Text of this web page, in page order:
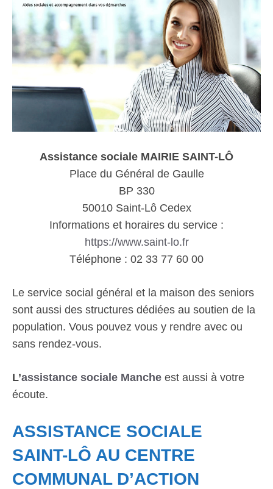
Assistance sociale MAIRIE SAINT-LÔ
Place du Général de Gaulle
BP 330
50010 Saint-Lô Cedex
Informations et horaires du service :
https://www.saint-lo.fr
Téléphone : 02 33 77 60 00
Le service social général et la maison des seniors
sont aussi des structures dédiées au soutien de la
population. Vous pouvez vous y rendre avec ou
sans rendez-vous.
L’assistance sociale Manche est aussi à votre
écoute.
ASSISTANCE SOCIALE
SAINT-LÔ AU CENTRE
COMMUNAL D’ACTION